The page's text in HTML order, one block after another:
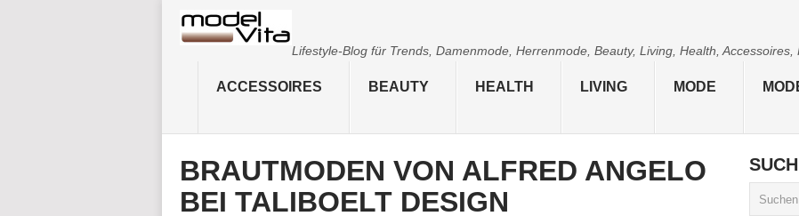
Lifestyle-Blog für Trends, Damenmode, Herrenmode, Beauty, Living, Health, Accessoires,
ACCESSOIRES BEAUTY HEALTH LIVING MODE
BRAUTMODEN VON ALFRED ANGELO
BEI TALIBOELT DESIGN